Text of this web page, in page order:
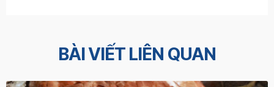
BÀI VIẾT LIÊN QUAN